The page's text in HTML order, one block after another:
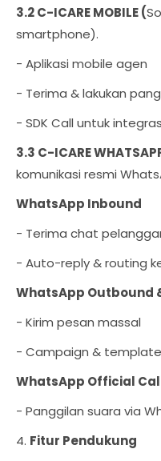
3.2 C-ICARE MOBILE (
smartphone).
- Aplikasi mobile agen
- Terima & lakukan
- SDK Call untuk
3.3 C-ICARE
komunikasi resmi
WhatsApp Inbound
- Terima chat
- Auto-reply & routing
WhatsApp Outbound
- Kirim pesan massal
- Campaign &
WhatsApp Official
- Panggilan suara via
4. Fitur Pendukung